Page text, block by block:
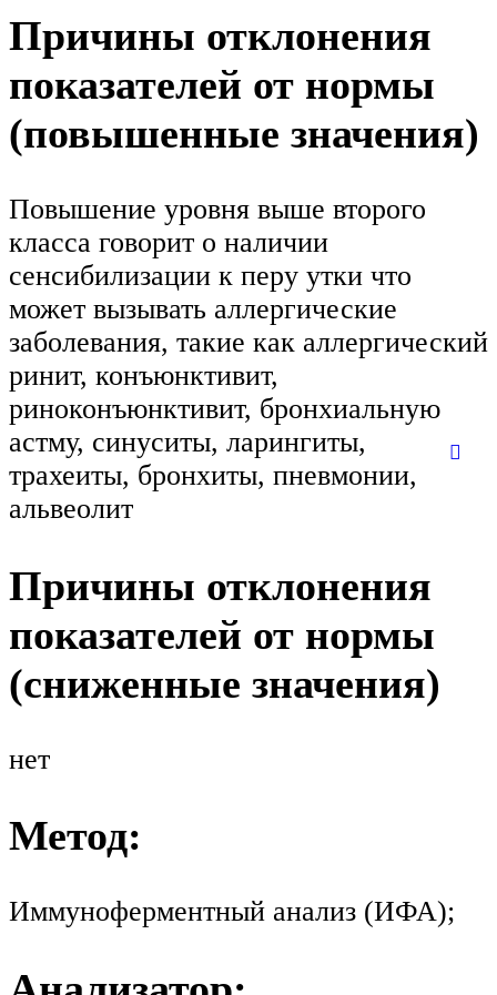
Причины отклонения
показателей от нормы
(повышенные значения)
Повышение уровня выше второго
класса говорит о наличии
сенсибилизации к перу утки что
может вызывать аллергические
заболевания, такие как аллергический
ринит, конъюнктивит,
риноконъюнктивит, бронхиальную
астму, синуситы, ларингиты,
трахеиты, бронхиты, пневмонии,
альвеолит
Причины отклонения
показателей от нормы
(сниженные значения)
нет
Метод:
Иммуноферментный анализ (ИФА);